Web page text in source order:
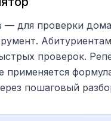
— для проверки
проверок.
применяется
пошаговый